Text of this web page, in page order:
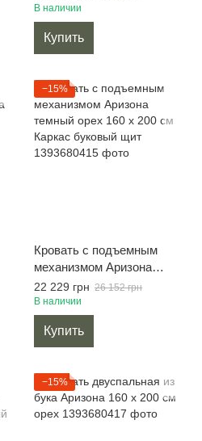
орех
В наличии
Купить
−15%
Кровать с подъемным
механизмом Аризона
темный орех 160 х 200 см
Каркас буковый щит
22 229 грн 26 152 грн
В наличии
Купить
−15%